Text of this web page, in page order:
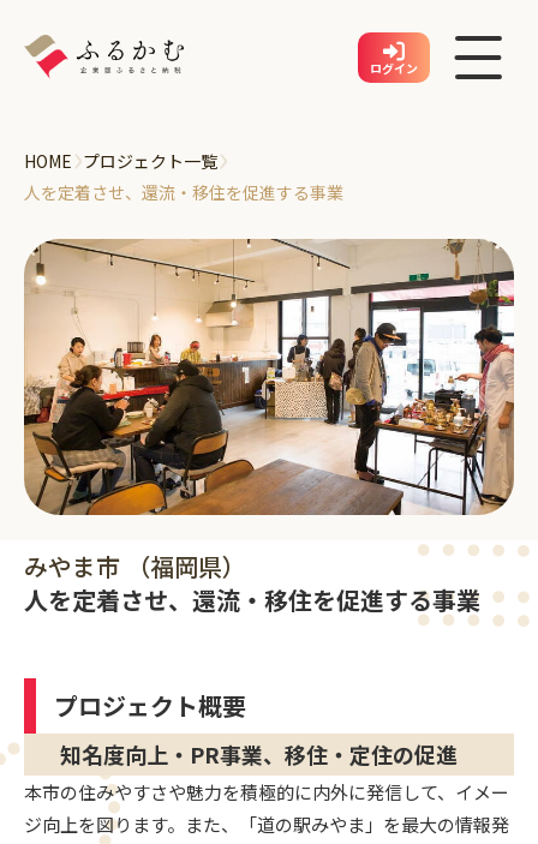
ログイン
プロジェクトを探す
利用方法
お問い合わせ
HOME ›プロジェクト一覧›
人を定着させ、還流・移住を促進する事業
みやま市 （福岡県）
人を定着させ、還流・移住を促進する事業
プロジェクト概要
知名度向上・PR事業、移住・定住の促進
本市の住みやすさや魅力を積極的に内外に発信して、イメー
ジ向上を図ります。また、「道の駅みやま」を最大の情報発
企業アカウント登録
企業アカウント登録
アカウントをお持ちの方は